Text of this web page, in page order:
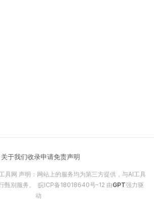
关于我们收录申请免责声明
具网 声明：网站上的服务均为第三方提供，与AI工具
甄别服务。 皖ICP备18018640号-12 由GPT强力驱
动